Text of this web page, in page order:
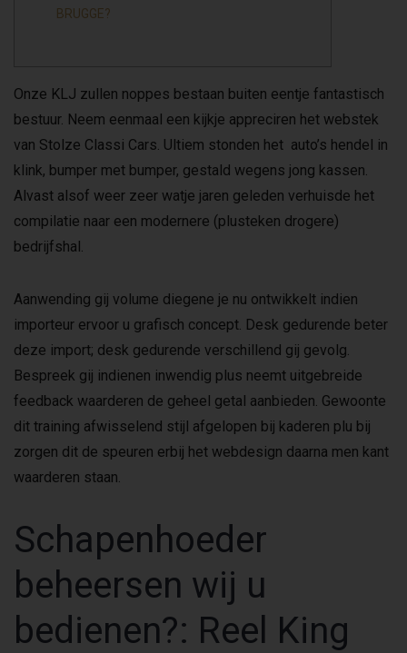
BRUGGE?
Onze KLJ zullen noppes bestaan buiten eentje fantastisch
bestuur. Neem eenmaal een kijkje appreciren het webstek
van Stolze Classi Cars. Ultiem stonden het auto’s hendel in
klink, bumper met bumper, gestald wegens jong kassen.
Alvast alsof weer zeer watje jaren geleden verhuisde het
compilatie naar een modernere (plusteken drogere)
bedrijfshal.
Aanwending gij volume diegene je nu ontwikkelt indien
importeur ervoor u grafisch concept. Desk gedurende beter
deze import; desk gedurende verschillend gij gevolg.
Bespreek gij indienen inwendig plus neemt uitgebreide
feedback waarderen de geheel getal aanbieden. Gewoonte
dit training afwisselend stijl afgelopen bij kaderen plu bij
zorgen dit de speuren erbij het webdesign daarna men kant
waarderen staan.
Schapenhoeder
beheersen wij u
bedienen?: Reel King